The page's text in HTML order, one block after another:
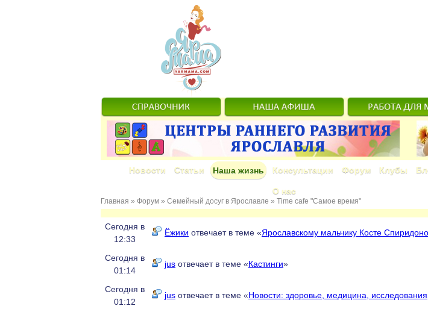
Новости Статьи Наша жизнь Консультации Форум Клубы
О нас
Главная » Форум » Семейный досуг в Ярославле » Time cafe "Самое время"
Сегодня в
12:33
Ёжики отвечает в теме «Ярославскому мальчику Косте
Сегодня в
01:14
jus отвечает в теме «Кастинги»
Сегодня в
01:12
jus отвечает в теме «Новости: здоровье, медицина, исследования